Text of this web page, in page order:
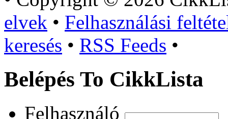
elvek • Felhasználási
keresés • RSS Feeds •
Belépés To CikkLista
Felhasználó